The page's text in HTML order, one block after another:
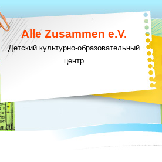
Alle Zusammen e.V.
Детский культурно-образовательный
центр